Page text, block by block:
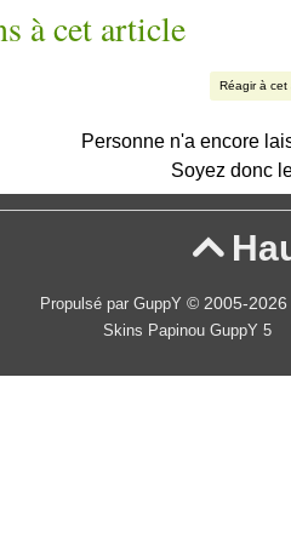
à cet article
Réagir à cet
Personne n'a encore
Soyez donc

Propulsé par GuppY © 2005-2026
Skins Papinou GuppY 5